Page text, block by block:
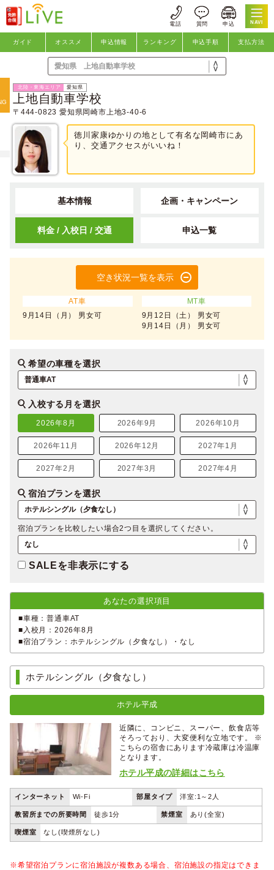
NAVI
ガイド オススメ 申込情報 ランキング 申込手順 支払方法
愛知県
上地自動車学校
〒444-0823 愛知県岡崎市上地3-40-6
徳川家康ゆかりの地として有名な岡崎市にあ
り、交通アクセスがいいね！
基本情報 企画・キャンペーン
料金 / 入校日 / 交通 申込一覧
空き状況一覧を表示
AT車
9月14日（月） 男女可
MT車
9月12日（土） 男女可
9月14日（月） 男女可
希望の車種を選択
入校する月を選択
2026年8月 2026年9月 2026年10月
2026年11月 2026年12月 2027年1月
2027年2月 2027年3月 2027年4月
宿泊プランを選択
宿泊プランを比較したい場合2つ目を選択してください。
SALEを非表示にする
あなたの選択項目
■車種：普通車AT
■入校月：2026年8月
■宿泊プラン：ホテルシングル（夕食なし）・なし
ホテルシングル（夕食なし）
ホテル平成
近隣に、コンビニ、スーパー、飲食店等
そろっており、大変便利な立地です。 ※
こちらの宿舎にあります冷蔵庫は冷温庫
となります。
ホテル平成の詳細はこちら
インターネット Wi-Fi 部屋タイプ 洋室:1～2人
教習所までの所要時間 徒歩1分 禁煙室 あり(全室)
喫煙室 なし(喫煙所なし)
※希望宿泊プランに宿泊施設が複数ある場合、宿泊施設の指定はできま